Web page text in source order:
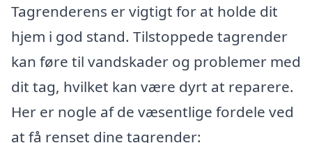
Tagrenderens er vigtigt for at holde dit
hjem i god stand. Tilstoppede tagrender
kan føre til vandskader og problemer med
dit tag, hvilket kan være dyrt at reparere.
Her er nogle af de væsentlige fordele ved
at få renset dine tagrender: